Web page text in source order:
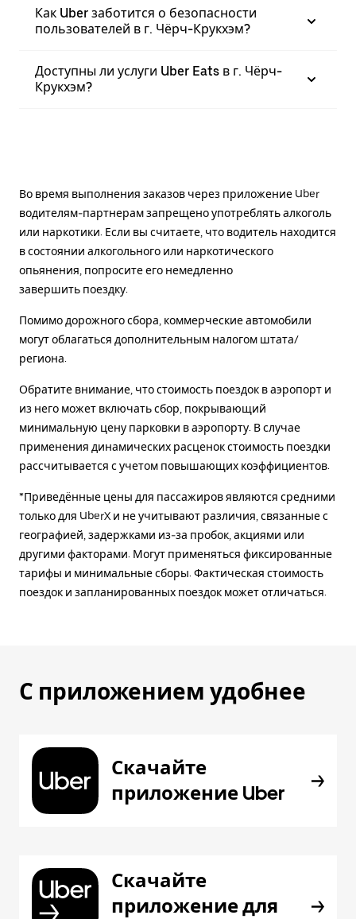
Как Uber заботится о безопасности
пользователей в г. Чёрч-Крукхэм?
Доступны ли услуги Uber Eats в г. Чёрч-
Крукхэм?
Во время выполнения заказов через приложение Uber
водителям-партнерам запрещено употреблять алкоголь
или наркотики. Если вы считаете, что водитель находится
в состоянии алкогольного или наркотического
опьянения, попросите его немедленно
завершить поездку.
Помимо дорожного сбора, коммерческие автомобили
могут облагаться дополнительным налогом штата/
региона.
Обратите внимание, что стоимость поездок в аэропорт и
из него может включать сбор, покрывающий
минимальную цену парковки в аэропорту. В случае
применения динамических расценок стоимость поездки
рассчитывается с учетом повышающих коэффициентов.
*Приведённые цены для пассажиров являются средними
только для UberX и не учитывают различия, связанные с
географией, задержками из-за пробок, акциями или
другими факторами. Могут применяться фиксированные
тарифы и минимальные сборы. Фактическая стоимость
поездок и запланированных поездок может отличаться.
С приложением удобнее
Скачайте
приложение Uber
Скачайте
приложение для